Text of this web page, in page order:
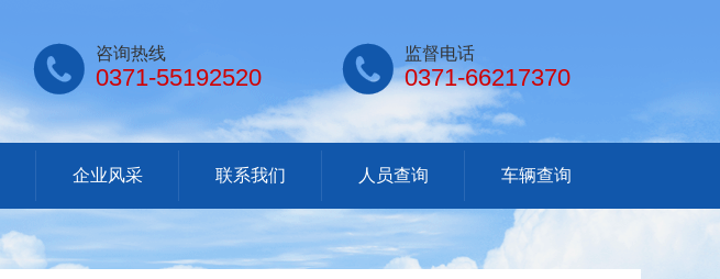
 咨询热线
0371-55192520  监督电话
0371-66217370
企业风采 联系我们 人员查询 车辆查询